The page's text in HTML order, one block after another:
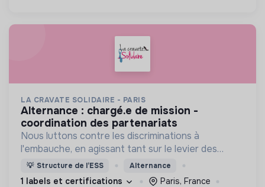
LA CRAVATE SOLIDAIRE - PARIS
alternance : chargé.e de mission -
coordination des partenariats
Nous luttons contre les discriminations à
l'embauche, en agissant tant sur le levier des
candidats par le biais d'accompagnements que sur
le levier des recruteurs !
💡 Structure de l’ESS Alternance
1 labels et certifications
Paris, France